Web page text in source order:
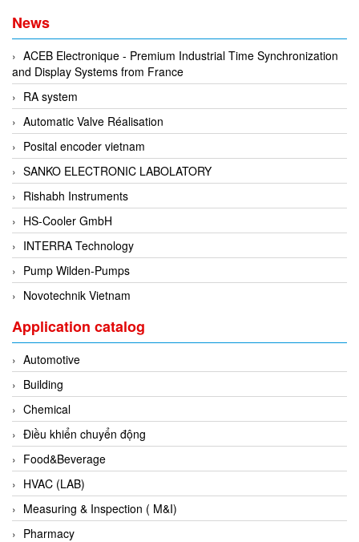
Gefran
Gems Sensor
Gemu
GENEBRE
Genesislamp
Geokon Vietnam
GESIPA
Gessmann
Gestra
GF
Ghisalba
Gill Instruments
Giovenzana Vietnam
Glamox
Glavi
Global Encoder Vietnam
Glual
GPA Pump
GRAVITY
Green instruments
GREYSTONE
News
ACEB Electronique - Premium Industrial Time Synchronization
and Display Systems from France
RA system
Automatic Valve Réalisation
Posital encoder vietnam
SANKO ELECTRONIC LABOLATORY
Rishabh Instruments
HS-Cooler GmbH
INTERRA Technology
Pump Wilden-Pumps
Novotechnik Vietnam
Application catalog
Automotive
Building
Chemical
Điều khiển chuyển động
Food&Beverage
HVAC (LAB)
Measuring & Inspection ( M&I)
Pharmacy